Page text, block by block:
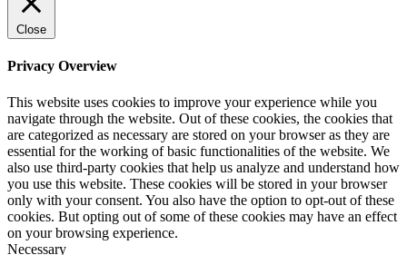
Close
Privacy Overview
This website uses cookies to improve your experience while you
navigate through the website. Out of these cookies, the cookies that
are categorized as necessary are stored on your browser as they are
essential for the working of basic functionalities of the website. We
also use third-party cookies that help us analyze and understand how
you use this website. These cookies will be stored in your browser
only with your consent. You also have the option to opt-out of these
cookies. But opting out of some of these cookies may have an effect
on your browsing experience.
Necessary